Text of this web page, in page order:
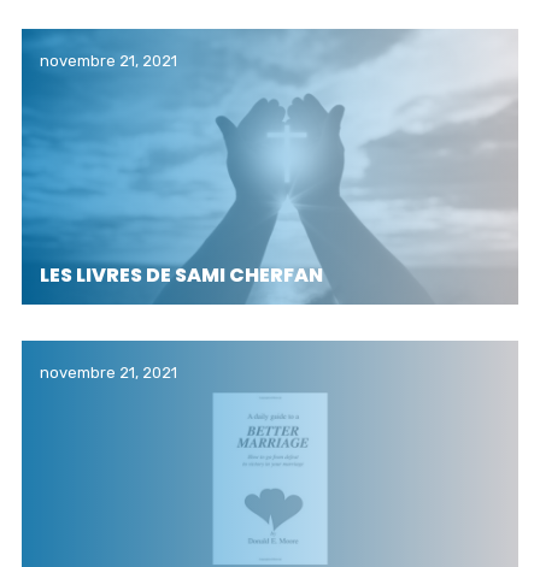
novembre 21, 2021
LES LIVRES DE SAMI CHERFAN
novembre 21, 2021